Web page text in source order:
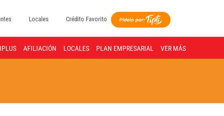
Locales Crédito Favorito
AFILIACIÓN LOCALES PLAN EMPRESARIAL VER MÁS